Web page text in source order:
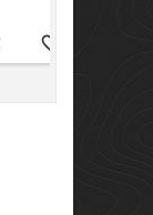
favorite_border